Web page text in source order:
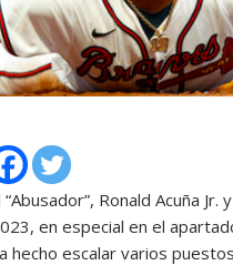
Ronald Acuña Jr.
en especial en el
hecho escalar varios